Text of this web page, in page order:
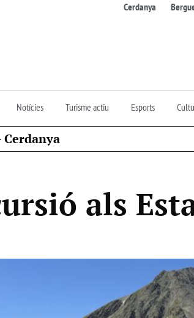
Cerdanya
Notícies Turisme actiu Esports
als